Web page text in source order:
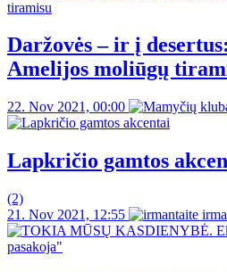
Daržovės – ir į
Amelijos moliūgų
22. Nov 2021, 00:00
Lapkričio gamtos
(2)
21. Nov 2021, 12:55